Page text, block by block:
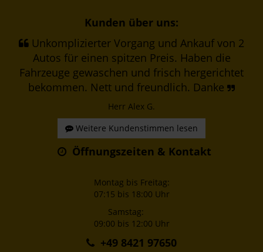
Kunden über uns:
Unkomplizierter Vorgang und Ankauf von 2
Autos für einen spitzen Preis. Haben die
Fahrzeuge gewaschen und frisch hergerichtet
bekommen. Nett und freundlich. Danke
Herr Alex G.
Weitere Kundenstimmen lesen
Öffnungszeiten & Kontakt
Montag bis Freitag:
07:15 bis 18:00 Uhr
Samstag:
09:00 bis 12:00 Uhr
+49 8421 97650